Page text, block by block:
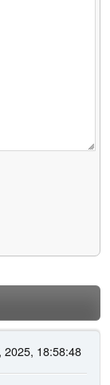
18:58:48